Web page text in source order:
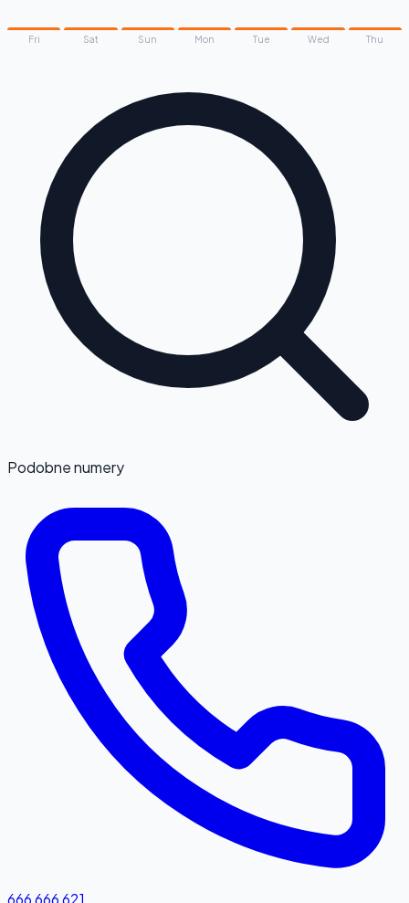
Fri Sat Sun Mon Tue Wed Thu
Podobne numery
666 666 621